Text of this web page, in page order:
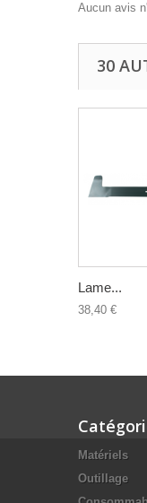
Aucun avis
30
Lame...
38,40 €
Matériels
Outillage